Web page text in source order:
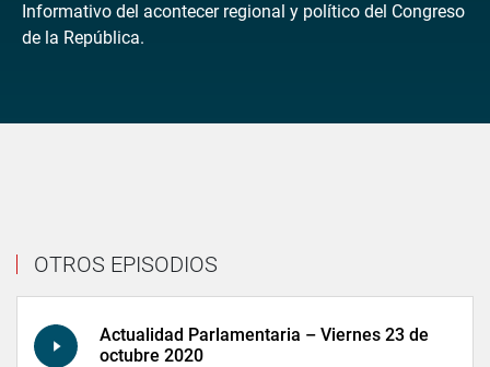
Informativo del acontecer regional y político del Congreso
de la República.
OTROS EPISODIOS
Actualidad Parlamentaria – Viernes 23 de
octubre 2020